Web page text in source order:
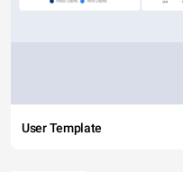
User Template